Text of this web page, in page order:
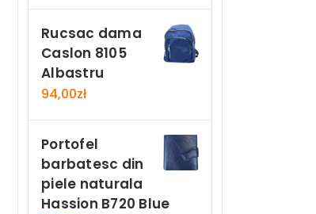
Rucsac dama
Caslon 8105
Albastru
94,00zł
Portofel
barbatesc din
piele naturala
Hassion B720 Blue